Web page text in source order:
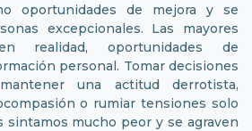
oportunidades de mejora y se
excepcionales. Las mayores
realidad, oportunidades de
personal. Tomar decisiones
una actitud derrotista,
o rumiar tensiones solo
sintamos mucho peor y se agraven